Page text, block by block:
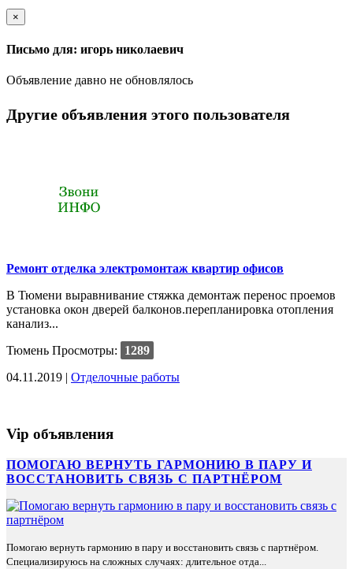
×
Письмо для: игорь николаевич
Объявление давно не обновлялось
Другие объявления этого пользователя
Ремонт отделка электромонтаж квартир офисов
В Тюмени выравнивание стяжка демонтаж перенос проемов
установка окон дверей балконов.перепланировка отопления
канализ...
Тюмень Просмотры:
1289
04.11.2019 | Отделочные работы
Vip объявления
ПОМОГАЮ ВЕРНУТЬ ГАРМОНИЮ В ПАРУ И
ВОССТАНОВИТЬ СВЯЗЬ С ПАРТНЁРОМ
Помогаю вернуть гармонию в пару и восстановить связь с партнёром.
Специализируюсь на сложных случаях: длительное отда...